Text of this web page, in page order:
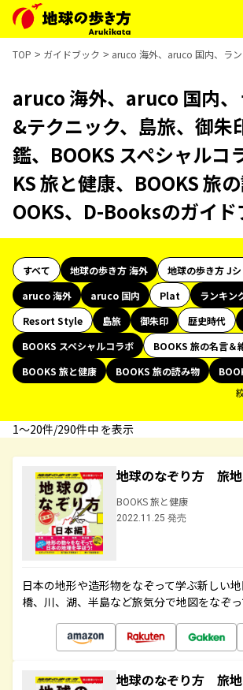
TOP ガイドブック aruco 海外、aruco 国内、ラ
aruco 海外、aruco 国内
&テクニック、島旅、御朱
鑑、BOOKS スペシャルコ
KS 旅と健康、BOOKS 旅
OOKS、D-Booksのガイ
すべて 地球の歩き方 海外
地球の歩き方 Jシ
aruco 海外
aruco 国内 Plat
ランキン
Resort Style
島旅 御朱印 歴史時代
BOOKS スペシャルコラボ
BOOKS 旅の名言＆
BOOKS 旅と健康
BOOKS 旅の読み物
1〜20件/290件中 を表示
地球のなぞり方 旅
BOOKS 旅と健康
2022.11.25 発売
日本の地形や造形物をなぞって学ぶ新しい
橋、川、湖、半島など旅気分で地図をなぞ
地球のなぞり方 旅